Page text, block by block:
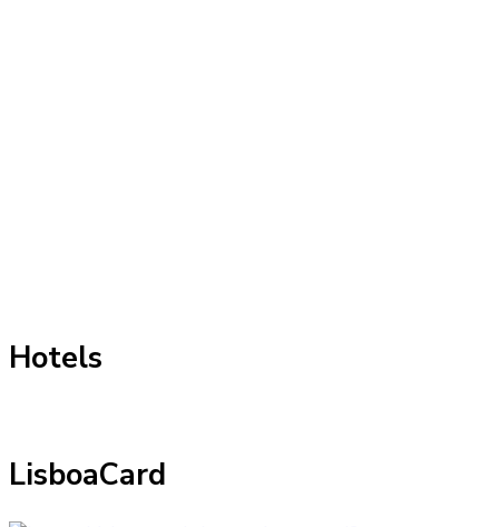
Hotels
LisboaCard